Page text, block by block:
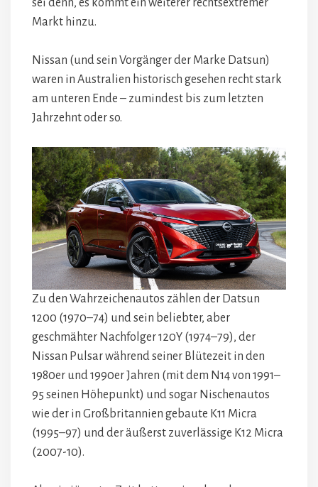
sei denn, es kommt ein weiterer rechtsextremer
Markt hinzu.
Nissan (und sein Vorgänger der Marke Datsun)
waren in Australien historisch gesehen recht stark
am unteren Ende – zumindest bis zum letzten
Jahrzehnt oder so.
Zu den Wahrzeichenautos zählen der Datsun
1200 (1970–74) und sein beliebter, aber
geschmähter Nachfolger 120Y (1974–79), der
Nissan Pulsar während seiner Blütezeit in den
1980er und 1990er Jahren (mit dem N14 von 1991–
95 seinen Höhepunkt) und sogar Nischenautos
wie der in Großbritannien gebaute K11 Micra
(1995–97) und der äußerst zuverlässige K12 Micra
(2007-10).